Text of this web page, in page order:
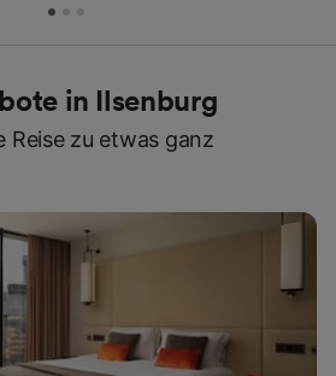
in Ilsenburg
Reise zu etwas ganz